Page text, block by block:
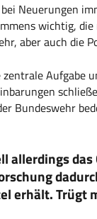
Neuerungen
wichtig,
aber auch die
zentrale Aufgabe
Bundeswehr
allerdings
erhält. Trügt